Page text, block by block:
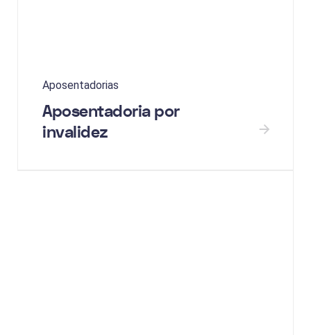
Aposentadorias
Aposentadoria por
invalidez